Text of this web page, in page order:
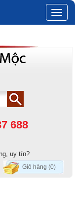
688
Toggle
uy tín?
Giỏ hàng (0)